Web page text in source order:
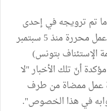
ما تم ترويجه في إحدى
وسائل الإعلام السمعية بشأن وجود مذكرة عمل محررة منذ 5 سبتمبر
الإستئناف بتونس)
أنّ تلك الأخبار "لا
عمل ممضاة من طرف
في هذا الخصوص".